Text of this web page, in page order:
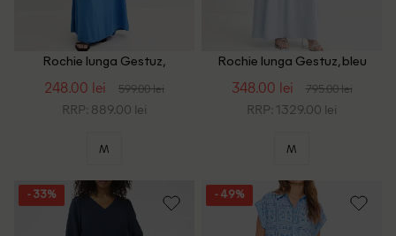
Rochie lunga Gestuz,
248.00 lei 599.00 lei
RRP: 889.00 lei
M
Rochie lunga Gestuz, bleu
348.00 lei 795.00 lei
RRP: 1329.00 lei
M
- 33% - 49%